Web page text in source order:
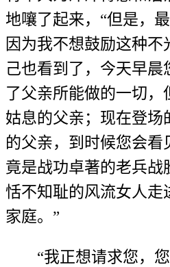
地嚷了起来，“但是，
因为我不想鼓励这种不
己也看到了，今天早晨
了父亲所能做的一切，
姑息的父亲；现在登场
的父亲，到时候您会看
竟是战功卓著的老兵战
恬不知耻的风流女人走
家庭。”
“我正想请求您，